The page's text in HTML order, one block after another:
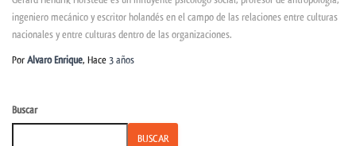
ingeniero mecánico y escritor holandés en el campo de las relaciones entre culturas
nacionales y entre culturas dentro de las organizaciones.
PorAlvaro Enrique, Hace 3 años
Buscar
BUSCAR